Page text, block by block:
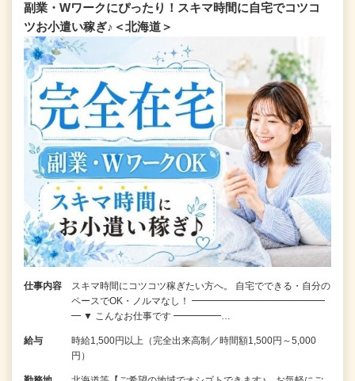
副業・Wワークにぴったり！スキマ時間に自宅でコツコ
ツお小遣い稼ぎ♪＜北海道＞
仕事内容
スキマ時間にコツコツ稼ぎたい方へ。 自宅でできる・自分の
ペースでOK・ノルマなし！ ━━━━━━━━━━━━━━
━ ▼ こんなお仕事です ━━━━━…
給与
時給1,500円以上（完全出来高制／時間額1,500円～5,000
円）